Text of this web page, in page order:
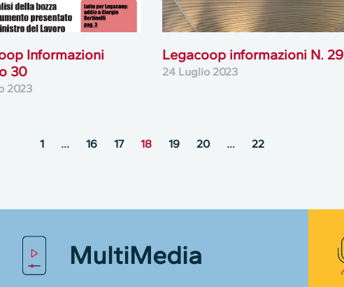
Informazioni
30
2023
Legacoop informazioni N. 29
24 Luglio 2023
1 … 16 17 18 19 20 … 22
MultiMedia